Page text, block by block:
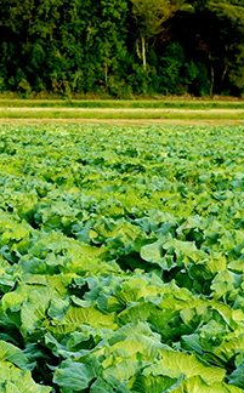
鮮
手
す
鮮
手
す